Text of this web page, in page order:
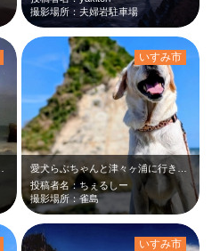
撮影場所：夫婦岩駐車場
投稿者名：ちぇるしー
撮影場所：雀島
いすみ市
いすみ市